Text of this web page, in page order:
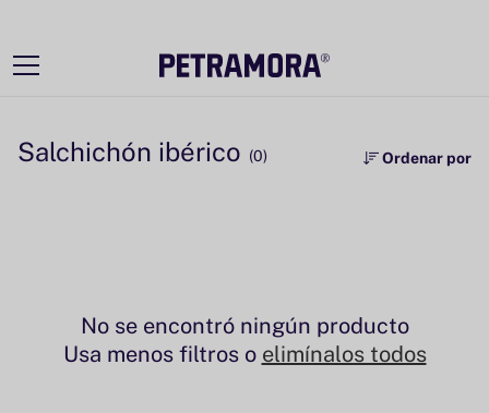
Salchichón ibérico (0) Ordenar por
No se encontró ningún producto
Usa menos filtros o elimínalos todos